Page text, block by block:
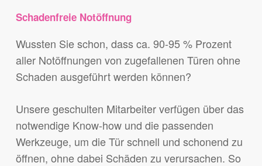
Schadenfreie Notöffnung
Wussten Sie schon, dass ca. 90-95 % Prozent
aller Notöffnungen von zugefallenen Türen ohne
Schaden ausgeführt werden können?
Unsere geschulten Mitarbeiter verfügen über das
notwendige Know-how und die passenden
Werkzeuge, um die Tür schnell und schonend zu
öffnen, ohne dabei Schäden zu verursachen. So